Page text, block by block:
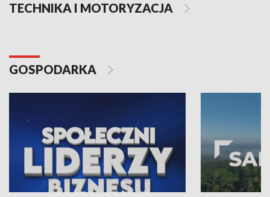
TECHNIKA I MOTORYZACJA
GOSPODARKA